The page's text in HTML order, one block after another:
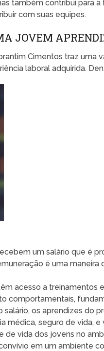
também contribui para
com suas equipes.
JOVEM
Cimentos traz uma
laboral adquirida.
um salário que é
é uma
acesso a treinamentos
comportamentais,
salário, os aprendizes do
médica, seguro de vida,
de vida dos jovens no
em um ambiente